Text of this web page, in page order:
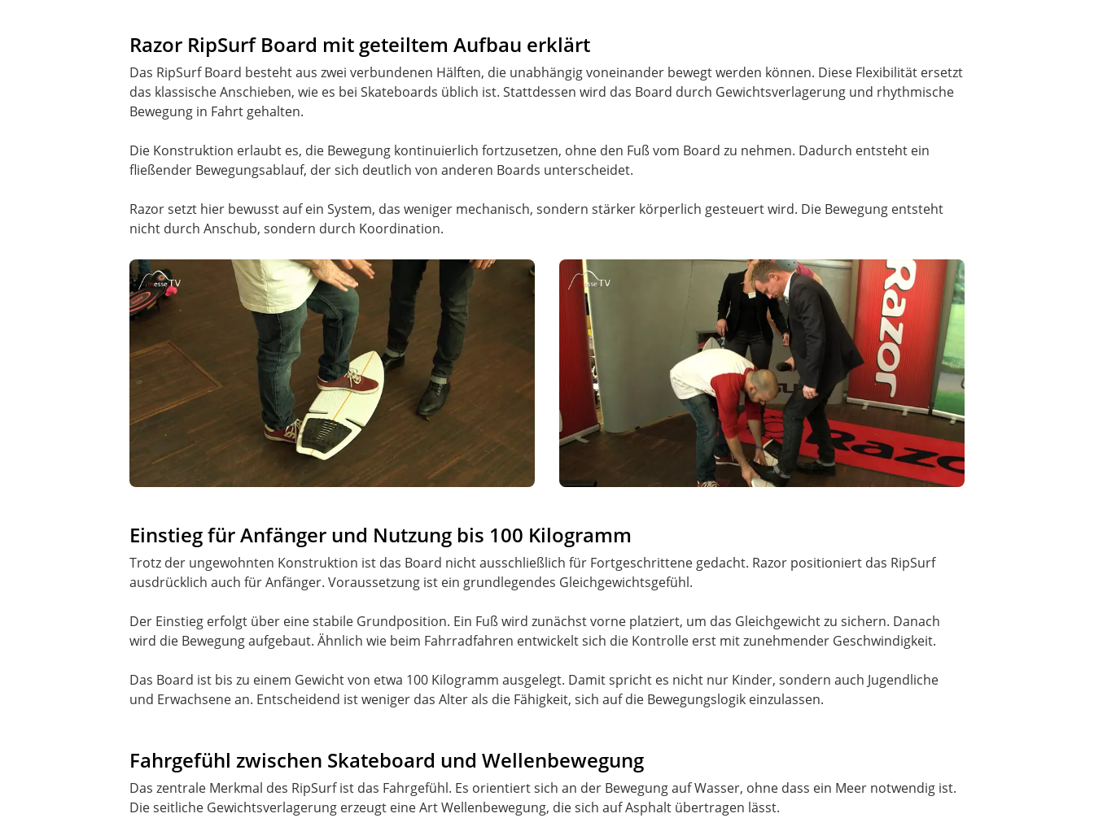
Razor RipSurf Board mit geteiltem Aufbau erklärt
Das RipSurf Board besteht aus zwei verbundenen Hälften, die unabhängig voneinander bewegt werden können. Diese Flexibilität ersetzt
das klassische Anschieben, wie es bei Skateboards üblich ist. Stattdessen wird das Board durch Gewichtsverlagerung und rhythmische
Bewegung in Fahrt gehalten.
Die Konstruktion erlaubt es, die Bewegung kontinuierlich fortzusetzen, ohne den Fuß vom Board zu nehmen. Dadurch entsteht ein
fließender Bewegungsablauf, der sich deutlich von anderen Boards unterscheidet.
Razor setzt hier bewusst auf ein System, das weniger mechanisch, sondern stärker körperlich gesteuert wird. Die Bewegung entsteht
nicht durch Anschub, sondern durch Koordination.
Einstieg für Anfänger und Nutzung bis 100 Kilogramm
Trotz der ungewohnten Konstruktion ist das Board nicht ausschließlich für Fortgeschrittene gedacht. Razor positioniert das RipSurf
ausdrücklich auch für Anfänger. Voraussetzung ist ein grundlegendes Gleichgewichtsgefühl.
Der Einstieg erfolgt über eine stabile Grundposition. Ein Fuß wird zunächst vorne platziert, um das Gleichgewicht zu sichern. Danach
wird die Bewegung aufgebaut. Ähnlich wie beim Fahrradfahren entwickelt sich die Kontrolle erst mit zunehmender Geschwindigkeit.
Das Board ist bis zu einem Gewicht von etwa 100 Kilogramm ausgelegt. Damit spricht es nicht nur Kinder, sondern auch Jugendliche
und Erwachsene an. Entscheidend ist weniger das Alter als die Fähigkeit, sich auf die Bewegungslogik einzulassen.
Fahrgefühl zwischen Skateboard und Wellenbewegung
Das zentrale Merkmal des RipSurf ist das Fahrgefühl. Es orientiert sich an der Bewegung auf Wasser, ohne dass ein Meer notwendig ist.
Die seitliche Gewichtsverlagerung erzeugt eine Art Wellenbewegung, die sich auf Asphalt übertragen lässt.